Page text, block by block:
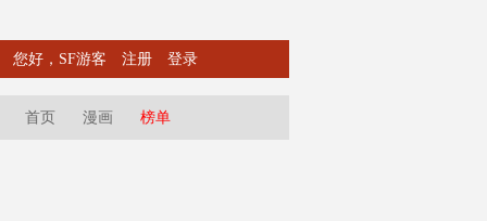
好，SF游客 注册 登录
首页 漫画 榜单